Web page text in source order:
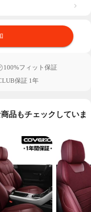
100%フィット保証
保証 1年
品もチェックしていま